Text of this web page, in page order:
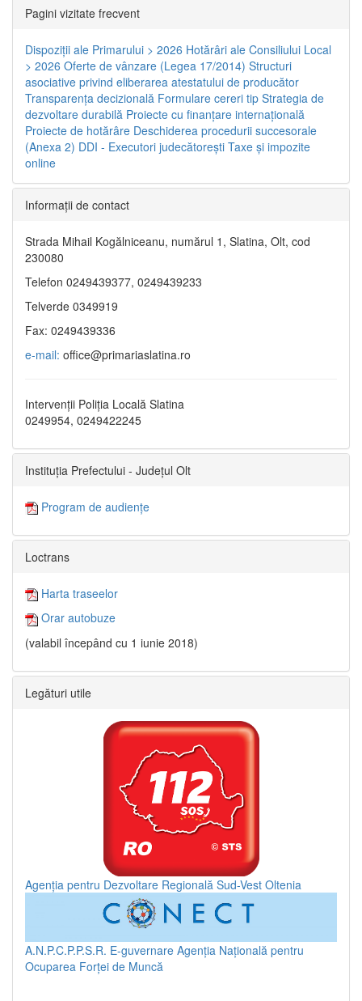
Pagini vizitate frecvent
Dispoziţii ale Primarului > 2026 Hotărâri ale Consiliului Local
> 2026 Oferte de vânzare (Legea 17/2014) Structuri
asociative privind eliberarea atestatului de producător
Transparenţa decizională Formulare cereri tip Strategia de
dezvoltare durabilă Proiecte cu finanţare internaţională
Proiecte de hotărâre Deschiderea procedurii succesorale
(Anexa 2) DDI - Executori judecătorești Taxe şi impozite
online
Informaţii de contact
Strada Mihail Kogălniceanu, numărul 1, Slatina, Olt, cod
230080
Telefon 0249439377, 0249439233
Telverde 0349919
Fax: 0249439336
e-mail: office@primariaslatina.ro
Intervenții Poliția Locală Slatina
0249954, 0249422245
Instituția Prefectului - Județul Olt
Program de audiențe
Loctrans
Harta traseelor
Orar autobuze
(valabil începând cu 1 iunie 2018)
Legături utile
Agenția pentru Dezvoltare Regională Sud-Vest Oltenia
A.N.P.C.P.P.S.R. E-guvernare Agenția Națională pentru
Ocuparea Forței de Muncă